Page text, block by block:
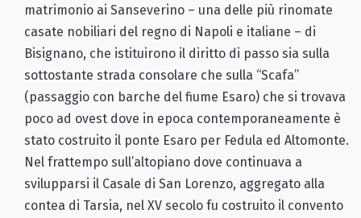
matrimonio ai Sanseverino – una delle più rinomate
casate nobiliari del regno di Napoli e italiane – di
Bisignano, che istituirono il diritto di passo sia sulla
sottostante strada consolare che sulla “Scafa”
(passaggio con barche del fiume Esaro) che si trovava
poco ad ovest dove in epoca contemporaneamente è
stato costruito il ponte Esaro per Fedula ed Altomonte.
Nel frattempo sull’altopiano dove continuava a
svilupparsi il Casale di San Lorenzo, aggregato alla
contea di Tarsia, nel XV secolo fu costruito il convento